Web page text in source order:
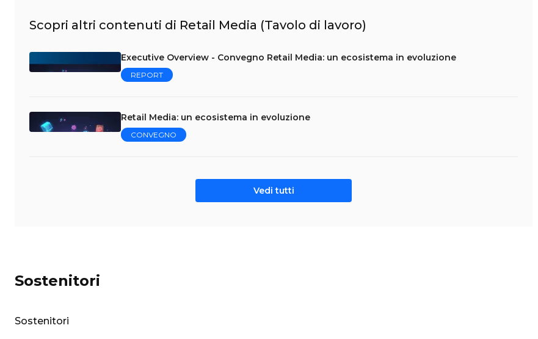
Scopri altri contenuti di Retail Media (Tavolo di lavoro)
Executive Overview - Convegno Retail Media: un ecosistema in evoluzione
REPORT
Retail Media: un ecosistema in evoluzione
CONVEGNO
Vedi tutti
Sostenitori
Sostenitori